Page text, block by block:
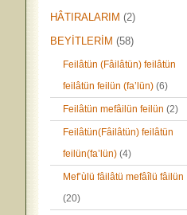
HÂTIRALARIM (2)
BEYİTLERİM (58)
Feilâtün (Fâilâtün) feilâtün
feilâtün feilün (fa’lün) (6)
Feilâtün mefâilün feilün (2)
Feilâtün(Fâilâtün) feilâtün
feilün(fa’lün) (4)
Mef’ùlü fâilâtü mefâîlü fâilün
(20)